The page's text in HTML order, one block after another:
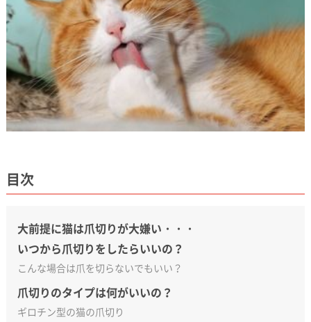
目次
大前提に猫は爪切りが大嫌い・・・
いつから爪切りをしたらいいの？
こんな場合は爪を切らないでもいい？
爪切りのタイプは何がいいの？
ギロチン型の猫の爪切り